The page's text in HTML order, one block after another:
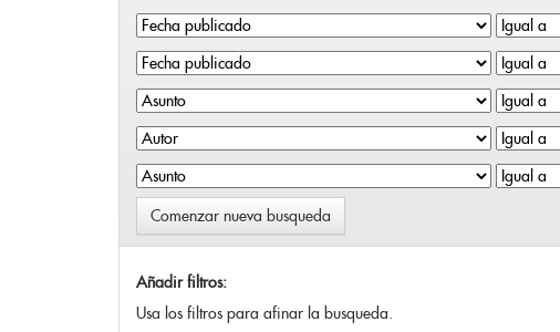
Comenzar nueva busqueda
Añadir filtros:
Usa los filtros para afinar la busqueda.